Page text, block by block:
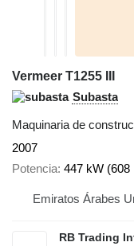
Vermeer T1255 III
Subasta
Maquinaria de
2007
Potencia 447 kW (608
Emiratos Árabes
RB Trading